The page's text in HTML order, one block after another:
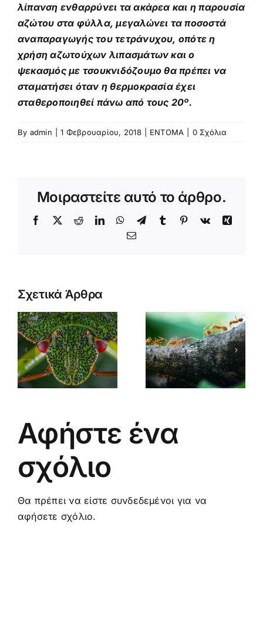
λίπανση ενθαρρύνει τα ακάρεα και η παρουσία
αζώτου στα φύλλα, μεγαλώνει τα ποσοστά
αναπαραγωγής του τετράνυχου, οπότε η
χρήση αζωτούχων λιπασμάτων και ο
ψεκασμός με τσουκνιδόζουμο θα πρέπει να
σταματήσει όταν η θερμοκρασία έχει
σταθεροποιηθεί πάνω από τους 20º.
By admin 1 Φεβρουαρίου, 2018 ΕΝΤΟΜΑ 0 Σχόλια
Μοιραστείτε αυτό το άρθρο.
Facebook
X RedditLinkedInWhatsApp
TelegramTumblr Pinterest
Vk
Xing
Email
Σχετικά Άρθρα
ΜΥΡΜΗΓΚΙΑ
/
ΩΦΕΛΗΜΑ
Η
(ΨΑΛΙΔΕΣ)
Αφήστε ένα
σχόλιο
Θα πρέπει να είστε συνδεδεμένοι για να
αφήσετε σχόλιο.